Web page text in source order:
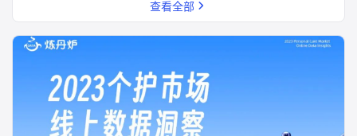
查看全部